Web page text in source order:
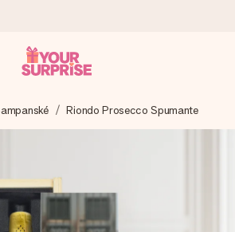
vyrobíme a bleskovo odošleme –
presne v ten správny okamih, keď
+15 000 recenzií)
Riondo Prosecco Spumante